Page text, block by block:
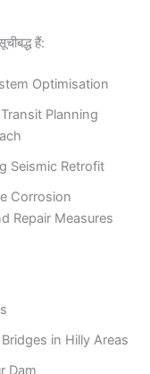
हैं:
Optimisation
Planning
Seismic Retrofit
Corrosion
Repair Measures
in Hilly Areas
Dam